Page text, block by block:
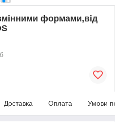
формами,від
Доставка Оплата Умови